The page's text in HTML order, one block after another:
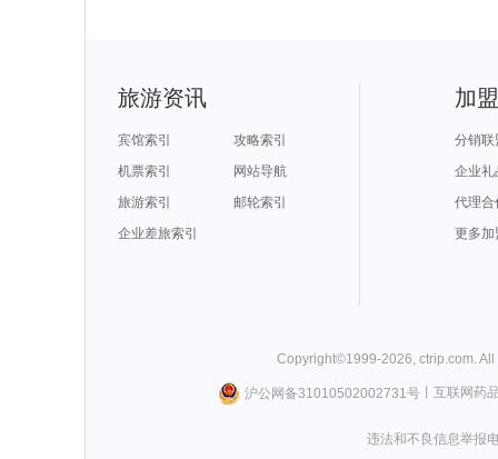
旅游资讯
宾馆索引
攻略索引
机票索引
网站导航
旅游索引
邮轮索引
企业差旅索引
加
分销联
企业礼
代理合
更多加
Copyright©1999-2026, ctrip.com.
沪公网备31010502002731号丨 互联网药
违法和不良信息举报